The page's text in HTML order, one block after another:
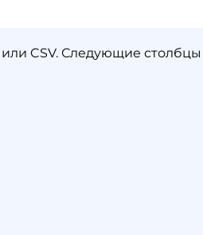
CSV. Следующие